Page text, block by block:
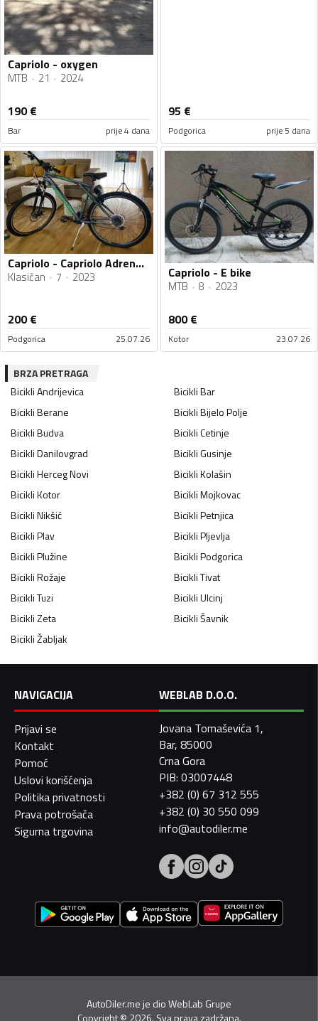
Capriolo - oxygen
MTB 21 2024
190€
Bar prije 4 dana
95 €
Podgorica prije 5 dana
Capriolo - Capriolo Adrenalin 29x2.1
Klasičan 7 2023
200€
Podgorica 25.07.26
Capriolo - E bike
MTB 8 2023
800€
Kotor 23.07.26
BRZA PRETRAGA
BicikliAndrijevica BicikliBar
BicikliBerane BicikliBijelo Polje
BicikliBudva BicikliCetinje
BicikliDanilovgrad BicikliGusinje
BicikliHerceg Novi BicikliKolašin
BicikliKotor BicikliMojkovac
BicikliNikšić BicikliPetnjica
BicikliPlav BicikliPljevlja
BicikliPlužine BicikliPodgorica
BicikliRožaje BicikliTivat
BicikliTuzi BicikliUlcinj
BicikliZeta BicikliŠavnik
BicikliŽabljak
NAVIGACIJA
Prijavi se
Kontakt
Pomoć
Uslovi korišćenja
Politika privatnosti
Prava potrošača
Sigurna trgovina
WEBLAB D.O.O.
Jovana Tomaševića 1,
Bar, 85000
Crna Gora
PIB: 03007448
+382 (0) 67 312 555
+382 (0) 30 550 099
info@autodiler.me
AutoDiler.me je dioWebLab Grupe